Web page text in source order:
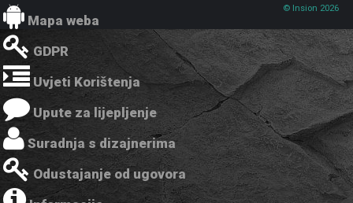
Mapa weba
GDPR
Uvjeti Korištenja
Upute za lijepljenje
Suradnja s dizajnerima
Odustajanje od ugovora
© Insion 2026